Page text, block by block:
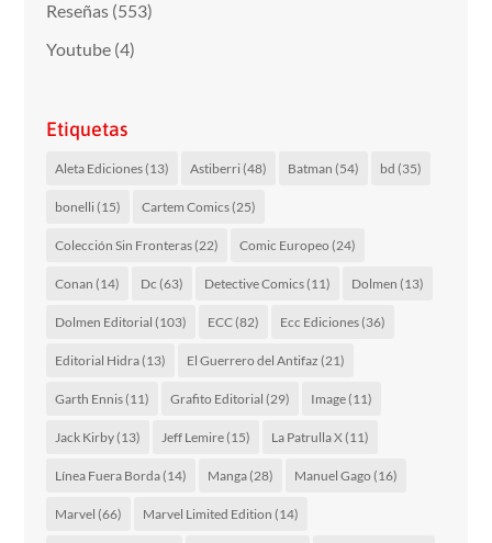
Reseñas (553)
Youtube (4)
Etiquetas
Aleta Ediciones(13) Astiberri(48) Batman (54) bd (35)
bonelli(15) Cartem Comics(25)
Colección Sin Fronteras(22) Comic Europeo (24)
Conan (14) Dc (63) Detective Comics(11) Dolmen (13)
Dolmen Editorial (103) ECC(82) Ecc Ediciones(36)
Editorial Hidra(13) El Guerrero del Antifaz (21)
Garth Ennis(11) Grafito Editorial (29) Image(11)
Jack Kirby(13) Jeff Lemire(15) La Patrulla X(11)
Línea Fuera Borda(14) Manga(28) Manuel Gago (16)
Marvel (66) Marvel Limited Edition (14)